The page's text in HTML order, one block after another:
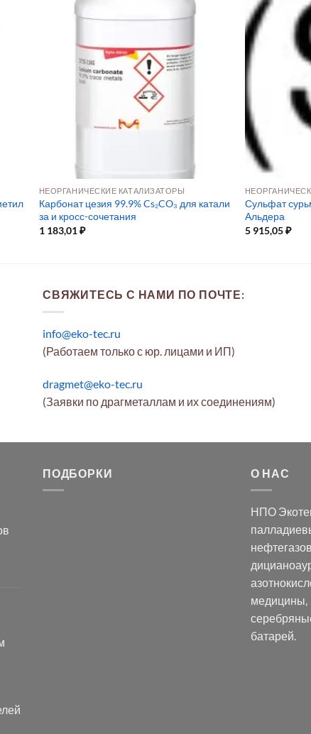
НЕОРГАНИЧЕСКИЕ КАТАЛИЗАТОРЫ
Карбонат цезия 99.9% Cs₂CO₃ для катали
за и кросс-сочетания
1 183,01₽
Сульфат
Альдера
5 915,05₽
СВЯЖИТЕСЬ С НАМИ ПО ПОЧТЕ:
info@eko-tec.ru
(Работаем только с юр. лицами и ИП)
dragmet@eko-tec.ru
(Заявки по драгметаллам и их соединениям)
ПОДБОРКИ О НАС
НПО
медицины,
батарей.